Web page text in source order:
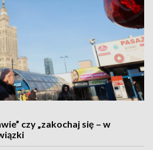
czy „zakochaj się – w